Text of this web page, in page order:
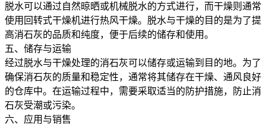
脱水可以通过自然晾晒或机械脱水的方式进行，而干燥则通常
使用回转式干燥机进行热风干燥。脱水与干燥的目的是为了提
高消石灰的品质和纯度，便于后续的储存和使用。
五、储存与运输
经过脱水与干燥处理的消石灰可以储存或运输到目的地。为了
确保消石灰的质量和稳定性，通常将其储存在干燥、通风良好
的仓库中。在运输过程中，需要采取适当的防护措施，防止消
石灰受潮或污染。
六、应用与销售